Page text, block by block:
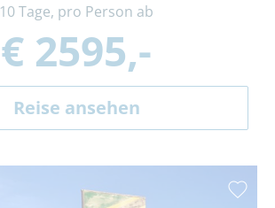
10 Tage, pro Person ab
€ 2595,-
Reise ansehen